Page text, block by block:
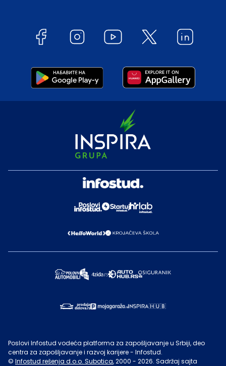
Poslovi Infostud vodeća platforma za zapošljavanje u Srbiji, deo
centra za zapošljavanje i razvoj karijere - Infostud.
© Infostud rešenja d.o.o. Subotica, 2000 - 2026. Sadržaj sajta